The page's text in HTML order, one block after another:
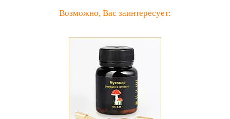
Возможно, Вас заинтересует: